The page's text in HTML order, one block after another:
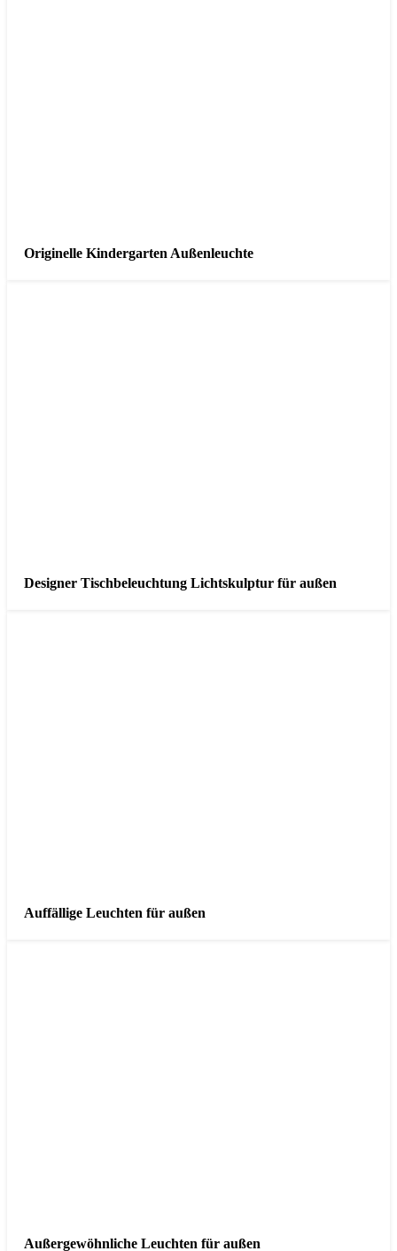
Originelle Kindergarten Außenleuchte
Designer Tischbeleuchtung Lichtskulptur für außen
Auffällige Leuchten für außen
Außergewöhnliche Leuchten für außen